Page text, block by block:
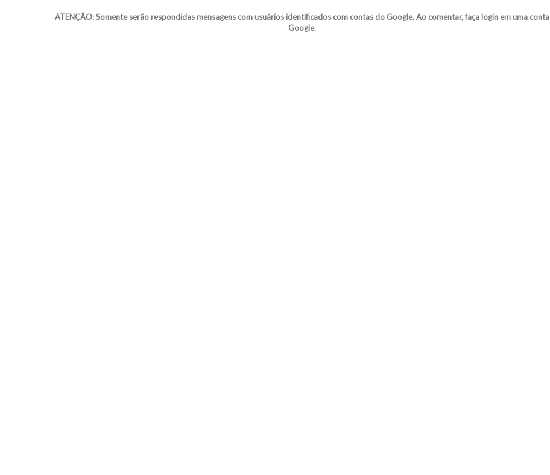
ATENÇÃO: Somente serão respondidas mensagens com usuários identificados com contas do Google. Ao comentar, faça login em uma conta
Google.